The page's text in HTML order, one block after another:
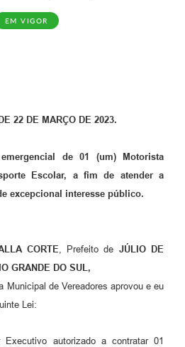
EM VIGOR
22 DE MARÇO DE 2023.
de 01 (um) Motorista
Escolar, a fim de atender a
excepcional interesse público.
CORTE , Prefeito de JÚLIO DE
GRANDE DO SUL,
Municipal de Vereadores aprovou e eu
Lei:
Executivo autorizado a contratar 01